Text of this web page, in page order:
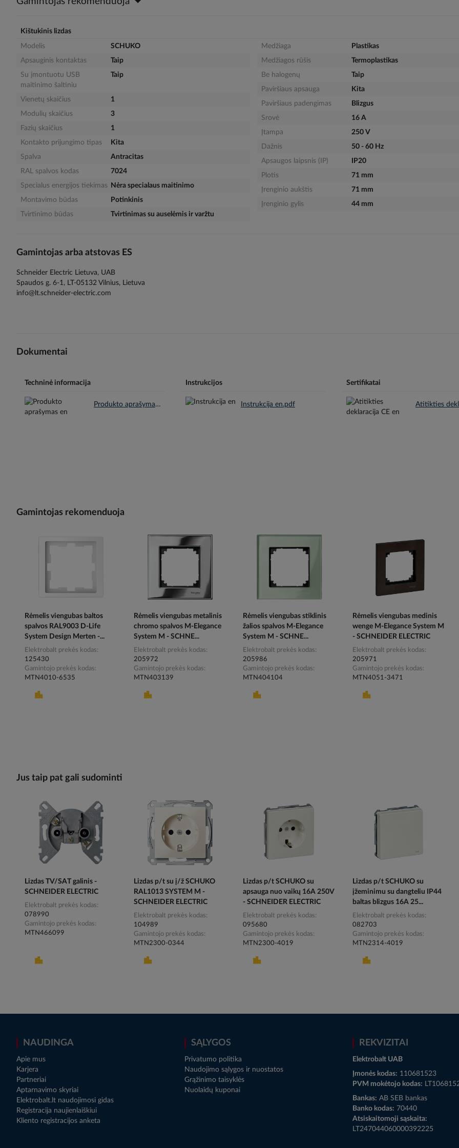
the
Kištukinis lizdas
Modelis
SCHUKO
Apsauginis kontaktas
Taip
Su įmontuotu USB
maitinimo šaltiniu
Taip
Vienetų skaičius
1
Modulių skaičius
3
Fazių skaičius
1
Kontakto prijungimo tipas
Kita
Spalva
Antracitas
RAL spalvos kodas
7024
Specialus energijos tiekimas
Nėra specialaus maitinimo
Montavimo būdas
Potinkinis
Tvirtinimo būdas
Tvirtinimas su auselėmis ir varžtu
Medžiaga
Plastikas
Medžiagos rūšis
Termoplastikas
Be halogenų
Taip
Paviršiaus apsauga
Kita
Paviršiaus padengimas
Blizgus
Srovė
16 A
Įtampa
250 V
Dažnis
50 - 60 Hz
Apsaugos laipsnis (IP)
IP20
Plotis
71 mm
Įrenginio aukštis
71 mm
Įrenginio gylis
44 mm
Gamintojas arba atstovas ES
Schneider Electric Lietuva, UAB
Spaudos g. 6-1, LT-05132 Vilnius, Lietuva
info@lt.schneider-electric.com
Dokumentai
Techninė informacija
Produkto aprašymas en.pdf
Instrukcijos
Instrukcija en.pdf
Sertifikatai
Gamintojas rekomenduoja
Rėmelis viengubas baltos
spalvos RAL9003 D-Life
System Design Merten -...
Elektrobalt prekės kodas
125430
Gamintojo prekės kodas
MTN4010-6535
Rėmelis viengubas metalinis
chromo spalvos M-Elegance
System M - SCHNE...
Elektrobalt prekės kodas
205972
Gamintojo prekės kodas
MTN403139
Rėmelis viengubas stiklinis
žalios spalvos M-Elegance
System M - SCHNE...
Elektrobalt prekės kodas
205986
Gamintojo prekės kodas
MTN404104
Rėmelis viengubas medinis
wenge M-Elegance System M
- SCHNEIDER ELECTRIC
Elektrobalt prekės kodas
205971
Gamintojo prekės kodas
MTN4051-3471
Jus taip pat gali sudominti
Lizdas TV/SAT galinis -
SCHNEIDER ELECTRIC
Elektrobalt prekės kodas
078990
Gamintojo prekės kodas
MTN466099
Lizdas p/t su į/ž SCHUKO
RAL1013 SYSTEM M -
SCHNEIDER ELECTRIC
Elektrobalt prekės kodas
104989
Gamintojo prekės kodas
MTN2300-0344
Lizdas p/t SCHUKO su
apsauga nuo vaikų 16A 250V
- SCHNEIDER ELECTRIC
Elektrobalt prekės kodas
095680
Gamintojo prekės kodas
MTN2300-4019
Lizdas p/t SCHUKO su
įžeminimu su dangteliu IP44
baltas blizgus 16A 25...
Elektrobalt prekės kodas
082703
Gamintojo prekės kodas
MTN2314-4019
NAUDINGA
Apie mus
Karjera
Partneriai
Aptarnavimo skyriai
Elektrobalt.lt naudojimosi gidas
Registracija naujienlaiškiui
Kliento registracijos anketa
SĄLYGOS
Privatumo politika
Naudojimo sąlygos ir nuostatos
Grąžinimo taisyklės
Nuolaidų kuponai
REKVIZITAI
Elektrobalt UAB
Įmonės kodas: 110681523
PVM mokėtojo kodas:
Bankas: AB SEB bankas
Banko kodas: 70440
Atsiskaitomoji sąskaita:
LT247044060000392225